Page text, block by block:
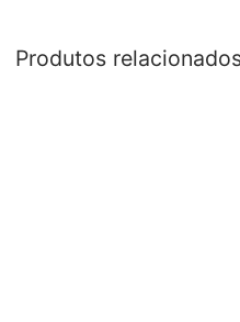
Produtos